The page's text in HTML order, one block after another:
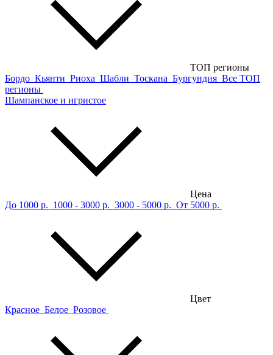
ТОП регионы
Бордо Кьянти Риоха Шабли Тоскана Бургундия Все ТОП
регионы
Шампанское и игристое
Цена
До 1000 р. 1000 - 3000 р. 3000 - 5000 р. От 5000 р.
Цвет
Красное Белое Розовое